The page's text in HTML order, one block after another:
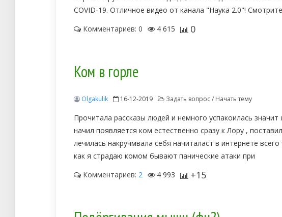
COVID-19. Отличное видео от канала "Наука 2.0"!
Комментариев: 0 4 615 0
Ком в горле
Olgakulik 16-12-2019 Задать вопрос / Начать тему
Прочитала рассказы людей и немного успакоилась
начил появляется ком естественно сразу к Лору ,
лечилась накручмвала себя начиталаст в интернете
как я страдаю комом бывают панические атаки при
Комментариев: 2 4 993 +15